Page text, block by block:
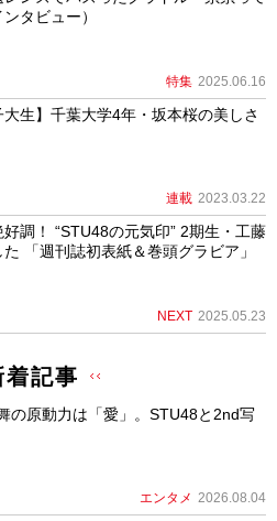
タビュー）
特集 2025.06.16
大生】千葉大学4年・坂本桜の美しさ
連載 2023.03.22
調！ “STU48の元気印” 2期生・工藤
「週刊誌初表紙＆巻頭グラビア」
NEXT 2025.05.23
着記事
の原動力は「愛」。STU48と2nd写
エンタメ 2026.08.04